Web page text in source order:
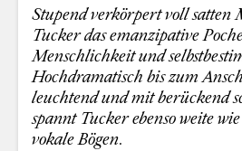
Stupend verkörpert voll satten
Tucker das emanzipative
Menschlichkeit und
Hochdramatisch bis zum
leuchtend und mit berückend
spannt Tucker ebenso weite
vokale Bögen.